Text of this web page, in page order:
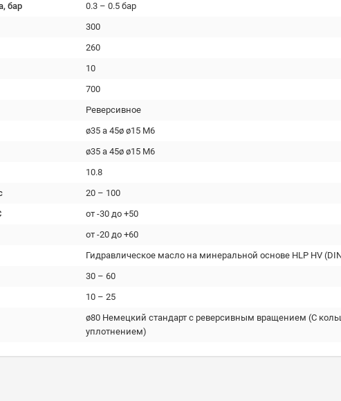
бар
0.3 – 0.5 бар
300
260
10
700
Реверсивное
ø35 a 45ø ø15 M6
ø35 a 45ø ø15 M6
10.8
20 – 100
от -30 до +50
от -20 до +60
Гидравлическое масло на минеральной основе HLP HV
30 – 60
10 – 25
ø80 Немецкий стандарт с реверсивным вращением (С
уплотнением)